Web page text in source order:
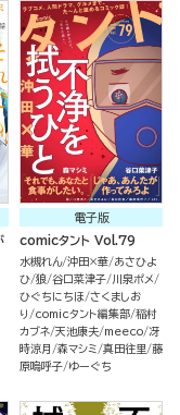
電子版
comicタント Vol.79
水槻れん 沖田×華 あさひよ
ひ 狼 谷口菜津子 川泉ポメ
ひぐちにちほ さくましお
り
comicタント編集部 稲村
カブネ 天池康夫 meeco 冴
時涼月
森マシミ 真田往里 藤
原嗚呼子 ゆーぐち